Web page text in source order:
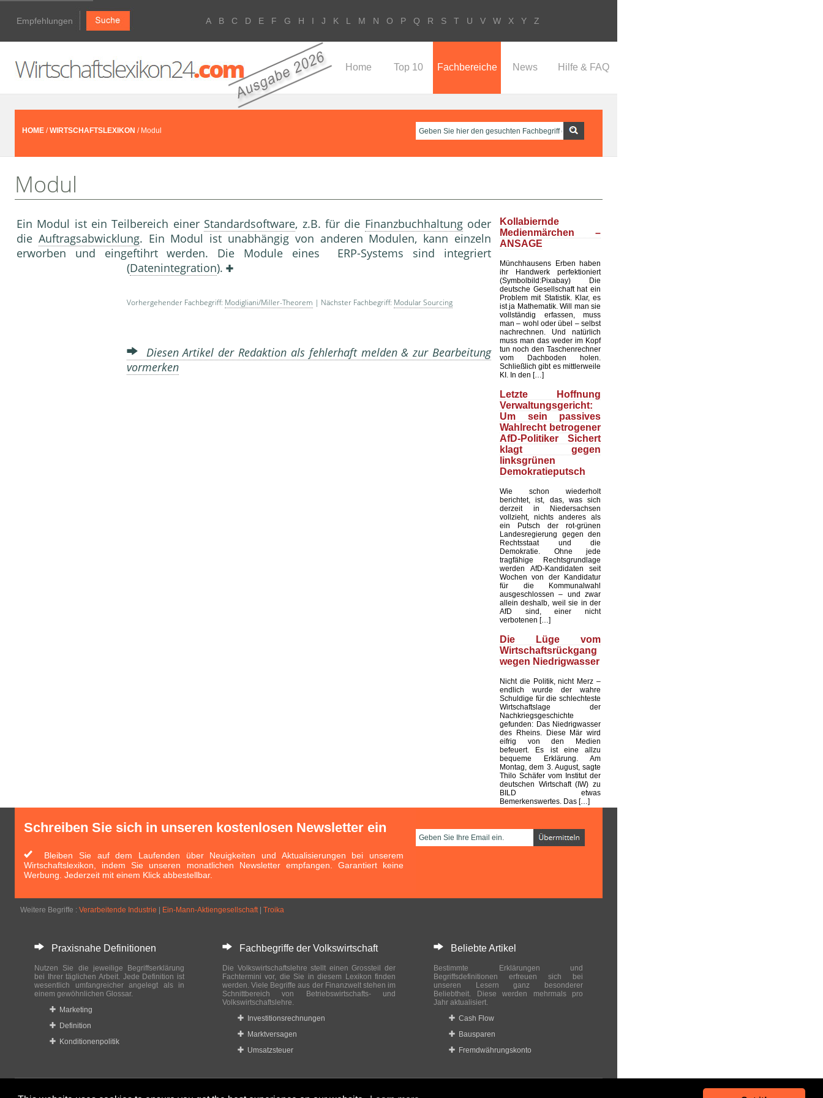
Empfehlungen A B C D E F G H I J K L M N O P Q R S T U V W X Y Z
Home Top 10 Fachbereiche News Hilfe & FAQ
HOME /WIRTSCHAFTSLEXIKON / Modul
Modul
Ein Modul ist ein Teilbereich einer Standardsoftware, z.B. für die Finanzbuchhaltungoder
die Auftragsabwicklung. Ein Modul ist unabhängig von anderen Modulen, kann einzeln
erworben und eingeftihrt werden. Die Module eines ERP-Systems sind integriert
(Datenintegration).
Vorhergehender Fachbegriff: Modigliani/Miller-Theorem | Nächster Fachbegriff: Modular Sourcing
Diesen Artikel der Redaktion als fehlerhaft melden & zur Bearbeitung
vormerken
Kollabiernde
Medienmärchen –
ANSAGE
Münchhausens Erben haben
ihr Handwerk perfektioniert
(Symbolbild:Pixabay) Die
deutsche Gesellschaft hat ein
Problem mit Statistik. Klar, es
ist ja Mathematik. Will man sie
vollständig erfassen, muss
man – wohl oder übel – selbst
nachrechnen. Und natürlich
muss man das weder im Kopf
tun noch den Taschenrechner
vom Dachboden holen.
Schließlich gibt es mittlerweile
KI. In den […]
Letzte Hoffnung
Verwaltungsgericht:
Um sein passives
Wahlrecht betrogener
AfD-Politiker Sichert
klagt gegen
linksgrünen
Demokratieputsch
Wie schon wiederholt
berichtet, ist, das, was sich
derzeit in Niedersachsen
vollzieht, nichts anderes als
ein Putsch der rot-grünen
Landesregierung gegen den
Rechtsstaat und die
Demokratie. Ohne jede
tragfähige Rechtsgrundlage
werden AfD-Kandidaten seit
Wochen von der Kandidatur
für die Kommunalwahl
ausgeschlossen – und zwar
allein deshalb, weil sie in der
AfD sind, einer nicht
verbotenen […]
Die Lüge vom
Wirtschaftsrückgang
wegen Niedrigwasser
Nicht die Politik, nicht Merz –
endlich wurde der wahre
Schuldige für die schlechteste
Wirtschaftslage der
Nachkriegsgeschichte
gefunden: Das Niedrigwasser
des Rheins. Diese Mär wird
eifrig von den Medien
befeuert. Es ist eine allzu
bequeme Erklärung. Am
Montag, dem 3. August, sagte
Thilo Schäfer vom Institut der
deutschen Wirtschaft (IW) zu
BILD etwas
Bemerkenswertes. Das […]
Schreiben Sie sich in unseren kostenlosen Newsletter ein
Bleiben Sie auf dem Laufenden über Neuigkeiten und Aktualisierungen bei unserem
Wirtschaftslexikon, indem Sie unseren monatlichen Newsletter empfangen. Garantiert keine
Werbung. Jederzeit mit einem Klick abbestellbar.
Weitere Begriffe : Verarbeitende Industrie Ein-Mann-Aktiengesellschaft| Troika
Praxisnahe Definitionen
Nutzen Sie die jeweilige Begriffserklärung
bei Ihrer täglichen Arbeit. Jede Definition ist
wesentlich umfangreicher angelegt als in
einem gewöhnlichen Glossar.
Marketing
Definition
Konditionenpolitik
Fachbegriffe der Volkswirtschaft
Die Volkswirtschaftslehre stellt einen Grossteil der
Fachtermini vor, die Sie in diesem Lexikon finden
werden. Viele Begriffe aus der Finanzwelt stehen im
Schnittbereich von Betriebswirtschafts- und
Volkswirtschaftslehre.
Investitionsrechnungen
Marktversagen
Umsatzsteuer
Beliebte Artikel
Bestimmte Erklärungen und
Begriffsdefinitionen erfreuen sich bei
unseren Lesern ganz besonderer
Beliebtheit. Diese werden mehrmals pro
Jahr aktualisiert.
Cash Flow
Bausparen
Fremdwährungskonto